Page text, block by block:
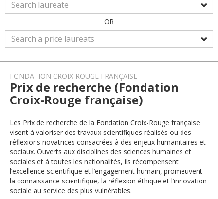
OR
FONDATION CROIX-ROUGE FRANÇAISE
Prix de recherche (Fondation
Croix-Rouge française)
Les Prix de recherche de la Fondation Croix-Rouge française
visent à valoriser des travaux scientifiques réalisés ou des
réflexions novatrices consacrées à des enjeux humanitaires et
sociaux. Ouverts aux disciplines des sciences humaines et
sociales et à toutes les nationalités, ils récompensent
l’excellence scientifique et l’engagement humain, promeuvent
la connaissance scientifique, la réflexion éthique et l’innovation
sociale au service des plus vulnérables.